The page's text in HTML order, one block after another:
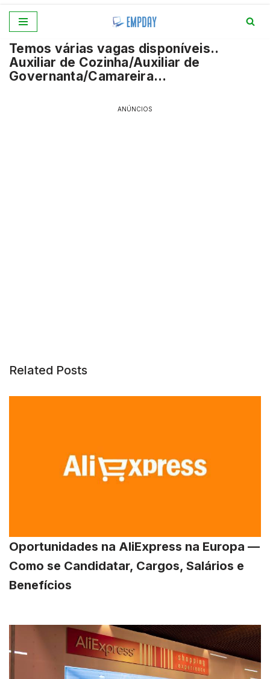
para
o
conteúdo
Temos várias vagas disponíveis..
Auxiliar de Cozinha/Auxiliar de
Governanta/Camareira…
ANÚNCIOS
Related Posts
Oportunidades na AliExpress na Europa —
Como se Candidatar, Cargos, Salários e
Benefícios